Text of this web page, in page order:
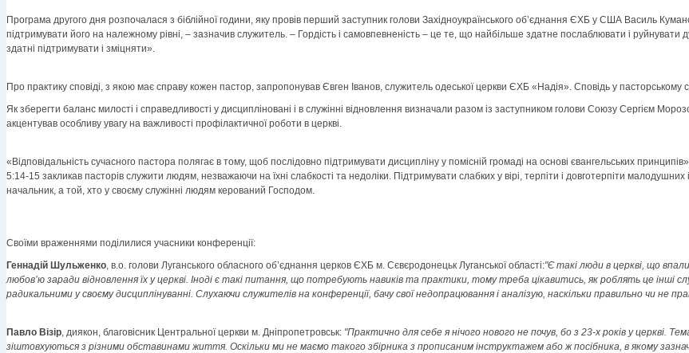
Програма другого дня розпочалася з біблійної години, яку провів перший заступник голови Західноукраїнського об’єднання ЄХБ у США Василь
підтримувати його на належному рівні, – зазначив служитель. – Гордість і самовпевненість – це те, що найбільше здатне послаблювати і
здатні підтримувати і зміцняти».
Про практику сповіді, з якою має справу кожен пастор, запропонував Євген Іванов, служитель одеської церкви ЄХБ «Надія». Сповідь у пасторському
Як зберегти баланс милості і справедливості у дисципліновані і в служінні відновлення визначали разом із заступником голови Союзу Сергієм
акцентував особливу увагу на важливості профілактичної роботи в церкві.
«Відповідальність сучасного пастора полягає в тому, щоб послідовно підтримувати дисципліну у помісній громаді на основі євангельських
5:14-15 закликав пасторів служити людям, незважаючи на їхні слабкості та недоліки. Підтримувати слабких у вірі, терпіти і довготерпіти
начальник, а той, хто у своєму служінні людям керований Господом.
Своїми враженнями поділилися учасники конференції:
Геннадій Шульженко, в.о. голови Луганського обласного об’єднання церков ЄХБ м. Сєвєродонецьк Луганської області:"Є такі люди в церкві, що
любов’ю заради відновлення їх у церкві. Іноді є такі питання, що потребують навиків та практики, тому треба цікавитись, як роблять це інші
радикальними у своєму дисциплінуванні. Слухаючи служителів на конференції, бачу свої недопрацювання і аналізую, наскільки правильно чи не
Павло Візір, диякон, благовісник Центральної церкви м. Дніпропетровськ: "Практично для себе я нічого нового не почув, бо з 23-х років у церкві.
зіштовхуються з різними обставинами життя. Оскільки ми не маємо такого збірника з прописаним інструктажем або ж посібника, в якому